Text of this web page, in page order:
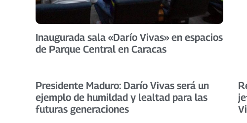
Inaugurada sala «Darío Vivas» en espacios
de Parque Central en Caracas
Presidente Maduro: Darío Vivas será un
ejemplo de humildad y lealtad para las
futuras generaciones